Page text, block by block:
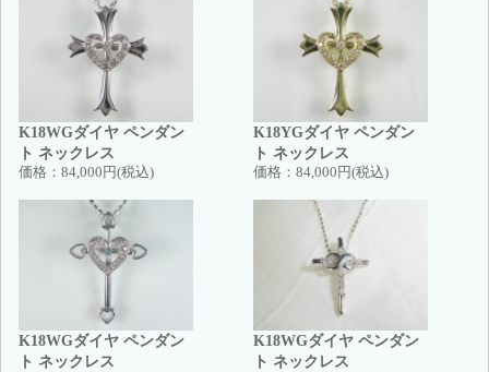
K18WGダイヤ ペンダン
ト ネックレス
価格： 84,000円(税込)
K18YGダイヤ ペンダン
ト ネックレス
価格： 84,000円(税込)
K18WGダイヤ ペンダン
ト ネックレス
K18WGダイヤ ペンダン
ト ネックレス